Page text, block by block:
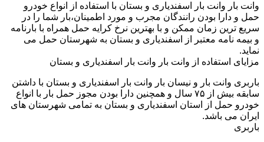
وانت بار وانت بار اسفندیاری و بستان با استفاده از انواع خودرو
حمل و دارا بودن رانندگان مجرب و مورد اطمینان،بار شما را در
سریع ترین زمان ممکن و با بهترین نرخ کرایه حمل همراه با بارنامه
و بیمه نامه معتبر از اسفندیاری و بستان به شهرستان حمل می
نماید.
مزایای استفاده از وانت بار وانت بار اسفندیاری و بستان
باربری وانت بار و نیسان بار وانت بار اسفندیاری و بستان با داشتن
سابقه بیش از ۷۵ سال و همچنین دارا بودن مجوز حمل بار با انواع
خودرو حمل از استان اسفندیاری و بستان به تمامی شهرستان های
ایران می باشد.
باربری